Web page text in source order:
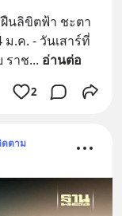
นลิขิตฟ้า ชะตา
.ค. - วันเสาร์ที่
ราช... อ่านต่อ
2
ดตาม